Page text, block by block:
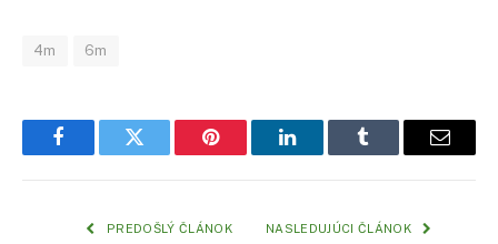
4m 6m
FacebookTwitter Pinterest LinkedInTumblr Email
PREDOŠLÝ ČLÁNOK NASLEDUJÚCI ČLÁNOK